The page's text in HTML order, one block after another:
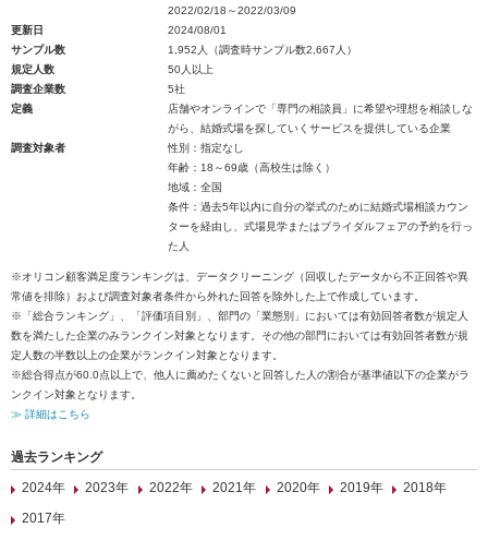
2022/02/18～2022/03/09
更新日
2024/08/01
サンプル数
1,952人（調査時サンプル数2,667人）
規定人数
50人以上
調査企業数
5社
定義
店舗やオンラインで「専門の相談員」に希望や理想を相談しな
がら、結婚式場を探していくサービスを提供している企業
調査対象者
性別：指定なし
年齢：18～69歳（高校生は除く）
地域：全国
条件：過去5年以内に自分の挙式のために結婚式場相談カウン
ターを経由し、式場見学またはブライダルフェアの予約を行っ
た人
※オリコン顧客満足度ランキングは、データクリーニング（回収したデータから不正回答や異
常値を排除）および調査対象者条件から外れた回答を除外した上で作成しています。
※「総合ランキング」、「評価項目別」、部門の「業態別」においては有効回答者数が規定人
数を満たした企業のみランクイン対象となります。その他の部門においては有効回答者数が規
定人数の半数以上の企業がランクイン対象となります。
※総合得点が60.0点以上で、他人に薦めたくないと回答した人の割合が基準値以下の企業がラ
ンクイン対象となります。
≫ 詳細はこちら
過去ランキング
2024年
2023年 2022年 2021年 2020年 2019年
2018年
2017年